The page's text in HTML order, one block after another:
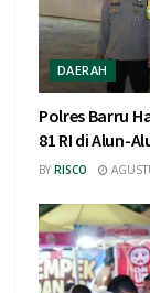
DAERAH
Polres Barru
81 RI di Alun-
BY RISCO